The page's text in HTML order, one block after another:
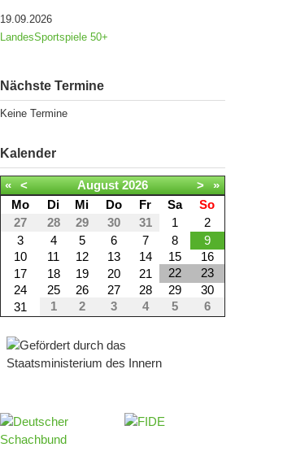
19.09.2026
LandesSportspiele 50+
Nächste Termine
Keine Termine
Kalender
« < August 2026 >
»
Mo
Di Mi Do Fr Sa
So
27
28 29 30 31 1
2
3
4 5 6 7 8
9
10
11 12 13 14 15
16
17
18 19 20 21 22
23
24
25 26 27 28 29
30
31
1 2 3 4 5 6